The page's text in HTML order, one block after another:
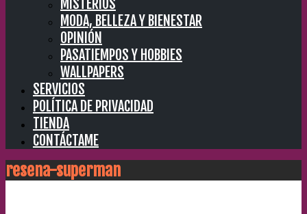
MISTERIOS
MODA, BELLEZA Y BIENESTAR
OPINIÓN
PASATIEMPOS Y HOBBIES
WALLPAPERS
SERVICIOS
POLÍTICA DE PRIVACIDAD
TIENDA
CONTÁCTAME
resena-superman